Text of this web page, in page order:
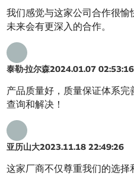
我们感觉与这家公司合作很愉
未来会有更深入的合作。
泰勒·拉尔森2024.01.07 02:53:16
产品质量好，质量保证体系
查询和解决！
亚历山大2023.11.18 22:49:26
这家厂商不仅尊重我们的选